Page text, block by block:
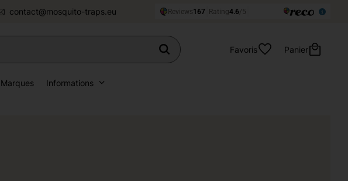
contact@mosquito-traps.eu
Favoris Panier
Marques Informations